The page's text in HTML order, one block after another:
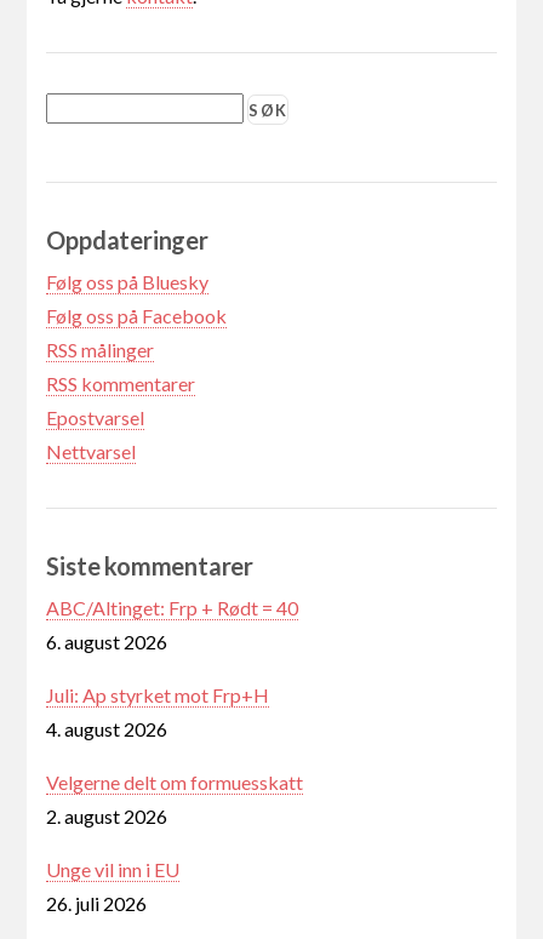
Oppdateringer
Følg oss på Bluesky
Følg oss på Facebook
RSS målinger
RSS kommentarer
Epostvarsel
Nettvarsel
Siste kommentarer
ABC/Altinget: Frp + Rødt = 40
6. august 2026
Juli: Ap styrket mot Frp+H
4. august 2026
Velgerne delt om formuesskatt
2. august 2026
Unge vil inn i EU
26. juli 2026